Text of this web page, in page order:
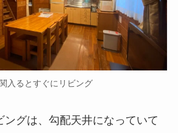
入るとすぐにリビング
ングは、勾配天井になっていて